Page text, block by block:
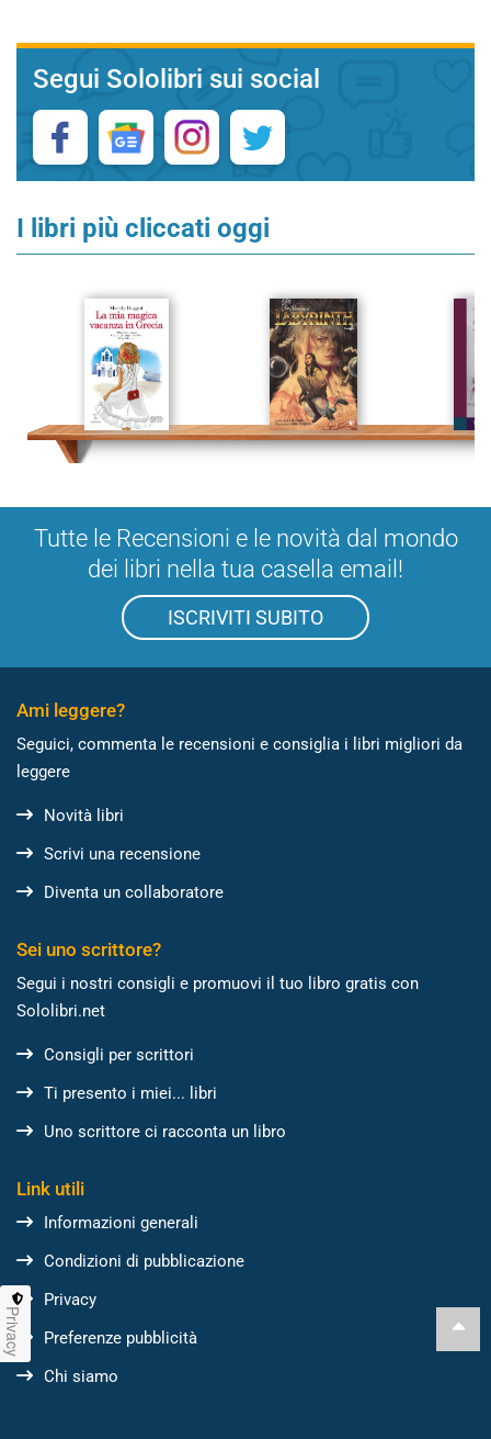
Segui Sololibri sui social
I libri più cliccati oggi
Tutte le Recensioni e le novità dal mondo
dei libri nella tua casella email!
ISCRIVITI SUBITO
Ami leggere?
Seguici, commenta le recensioni e consiglia i libri migliori da
leggere
Novità libri
Scrivi una recensione
Diventa un collaboratore
Sei uno scrittore?
Segui i nostri consigli e promuovi il tuo libro gratis con
Sololibri.net
Consigli per scrittori
Ti presento i miei... libri
Uno scrittore ci racconta un libro
Link utili
Informazioni generali
Condizioni di pubblicazione
Privacy
Preferenze pubblicità
Chi siamo
Privacy